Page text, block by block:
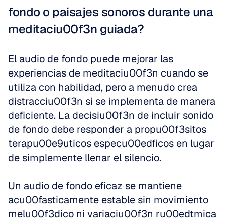
fondo o paisajes sonoros durante una
meditaciu00f3n guiada?
El audio de fondo puede mejorar las
experiencias de meditaciu00f3n cuando se
utiliza con habilidad, pero a menudo crea
distracciu00f3n si se implementa de manera
deficiente. La decisiu00f3n de incluir sonido
de fondo debe responder a propu00f3sitos
terapu00e9uticos especu00edficos en lugar
de simplemente llenar el silencio.
Un audio de fondo eficaz se mantiene
acu00fasticamente estable sin movimiento
melu00f3dico ni variaciu00f3n ru00edtmica